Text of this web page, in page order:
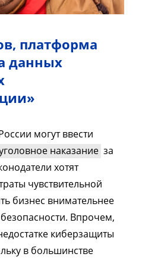
платформа
данных
могут ввести
наказание за
хотят
чувствительной
бизнес внимательнее
Впрочем,
киберзащиты
в большинстве